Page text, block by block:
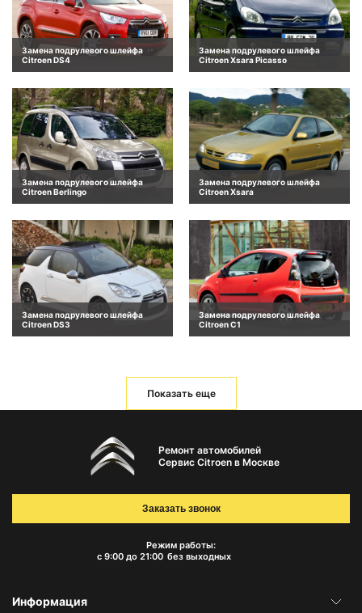
Замена подрулевого шлейфа
Citroen DS4
Замена подрулевого шлейфа
Citroen Xsara Picasso
Замена подрулевого шлейфа
Citroen Berlingo
Замена подрулевого шлейфа
Citroen Xsara
Замена подрулевого шлейфа
Citroen DS3
Замена подрулевого шлейфа
Citroen C1
Показать еще
Ремонт автомобилей
Сервис Citroen в Москве
Режим работы:
с 9:00 до 21:00 без выходных
Заказать звонок
Информация